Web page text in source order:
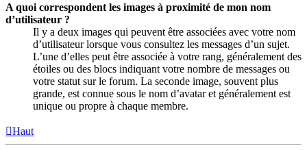
A quoi correspondent les images à proximité de mon nom
d’utilisateur ?
Il y a deux images qui peuvent être associées avec votre nom
d’utilisateur lorsque vous consultez les messages d’un sujet.
L’une d’elles peut être associée à votre rang, généralement des
étoiles ou des blocs indiquant votre nombre de messages ou
votre statut sur le forum. La seconde image, souvent plus
grande, est connue sous le nom d’avatar et généralement est
unique ou propre à chaque membre.
Haut